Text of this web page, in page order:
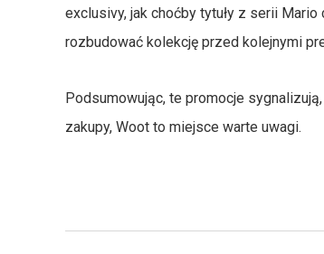
exclusivy, jak choćby tytuły z serii
rozbudować kolekcję przed kolejnymi
Podsumowując, te promocje
zakupy, Woot to miejsce warte uwagi.